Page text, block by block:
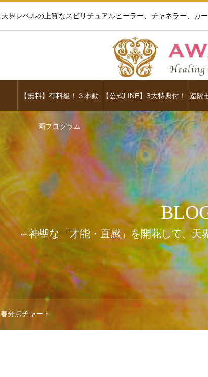
天界レベルの上質なスピリチュアルヒーラー、チャネラー、カ
【無料】有料級！３本動
画プログラム
【公式LINE】3大特典付！ 遠隔
～神聖な「才能・直感」を開花して、天
春分点チャート